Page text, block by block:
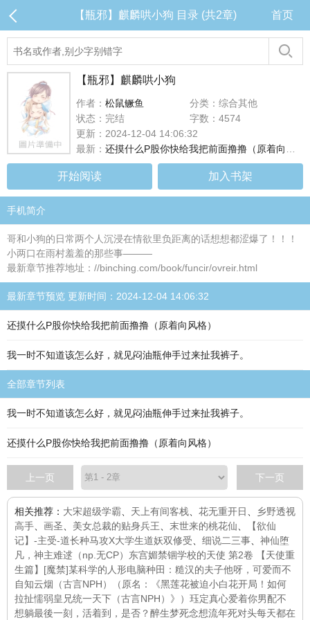
【瓶邪】麒麟哄小狗 目录 (共2章) 首页
【瓶邪】麒麟哄小狗
作者： 松鼠鳜鱼
分类：综合其他
状态：完结
字数：4574
更新：2024-12-04 14:06:32
最新： 还摸什么P股你快给我把前面撸撸（原着向风格）
开始阅读 加入书架
手机简介
哥和小狗的日常两个人沉浸在情欲里负距离的话想想都涩爆了！！！
小两口在雨村羞羞的那些事———
最新章节推荐地址：//binching.com/book/funcir/ovreir.html
最新章节预览 更新时间：2024-12-04 14:06:32
还摸什么P股你快给我把前面撸撸（原着向风格）
我一时不知道该怎么好，就见闷油瓶伸手过来扯我裤子。
全部章节列表
我一时不知道该怎么好，就见闷油瓶伸手过来扯我裤子。
还摸什么P股你快给我把前面撸撸（原着向风格）
上一页 下一页
相关推荐： 大宋超级学霸 天上有间客栈 花无重开日
乡野透视
高手
画圣 美女总裁的贴身兵王 末世来的桃花仙
【欲仙
记】-主受-道长种马攻X大学生道妖双修受
细说二三事
神仙堕
凡，神主难逑（np.无CP） 东宫媚禁锢学校的天使 第2卷 【天使重
生篇】 [魔禁]某科学的人形电脑种田：糙汉的夫子他呀，可爱而不
自知云烟（古言NPH）（原名：《黑莲花被迫小白花开局！如何
拉扯懦弱皇兄统一天下（古言NPH）》） 珏定真心爱着你男配不
想躺最後一刻，活着到，是否？醉生梦死念想流年死对头每天都在